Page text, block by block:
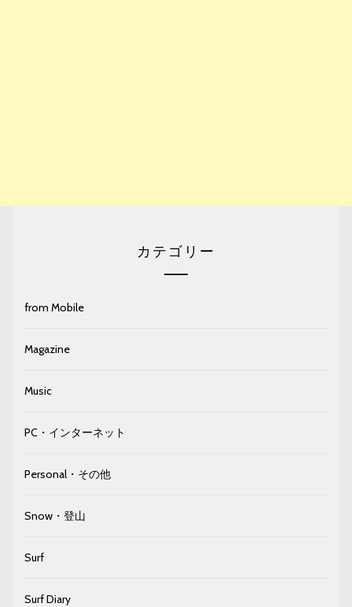
カテゴリー
from Mobile
Magazine
Music
PC・インターネット
Personal・その他
Snow・登山
Surf
Surf Diary